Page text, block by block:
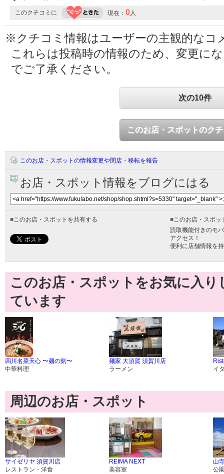
このクチコミに 現在： 0人
※クチコミ情報はユーザーの主観的なコ
これらは投稿時の情報のため、変更に
でご了承ください。
次の10件
このお店・スポットのク
このお店・スポットの情報変更や閉店・移転を報告
お店・スポット情報をブログにはる
■このお店・スポットを共有する ■このお店・スポッ
読取機能付きのモ
アクセス！
便利に店舗情報を
このお店・スポットをお気に入
ています
四川名菜天心 〜麺の刻〜
中華料理
麺家 大須賀 須賀川店
ラーメン
イ
周辺のお店・スポット
サイゼリヤ 須賀川店
レストラン・洋食
REIMA NEXT
美容室
山
公